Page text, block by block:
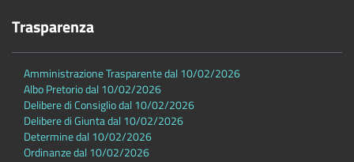
Trasparenza
Amministrazione Trasparente dal 10/02/2026
Albo Pretorio dal 10/02/2026
Delibere di Consiglio dal 10/02/2026
Delibere di Giunta dal 10/02/2026
Determine dal 10/02/2026
Ordinanze dal 10/02/2026